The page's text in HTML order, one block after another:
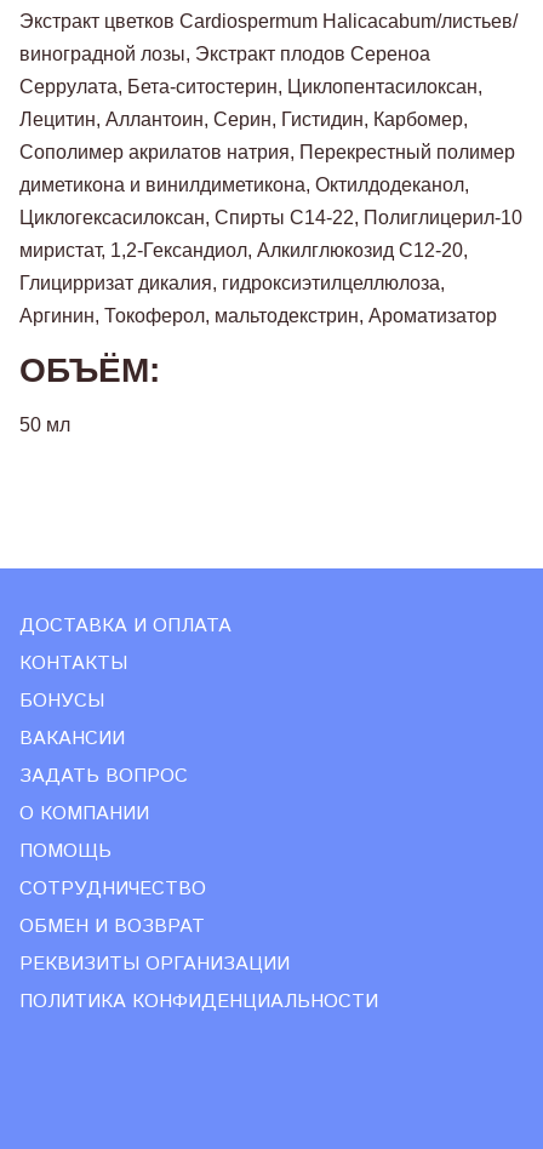
Экстракт цветков Cardiospermum Halicacabum/листьев/
виноградной лозы, Экстракт плодов Сереноа
Серрулата, Бета-ситостерин, Циклопентасилоксан,
Лецитин, Аллантоин, Серин, Гистидин, Карбомер,
Сополимер акрилатов натрия, Перекрестный полимер
диметикона и винилдиметикона, Октилдодеканол,
Циклогексасилоксан, Спирты С14-22, Полиглицерил-10
миристат, 1,2-Гександиол, Алкилглюкозид С12-20,
Глицирризат дикалия, гидроксиэтилцеллюлоза,
Аргинин, Токоферол, мальтодекстрин, Ароматизатор
ОБЪЁМ:
50 мл
ДОСТАВКА И ОПЛАТА
КОНТАКТЫ
БОНУСЫ
ВАКАНСИИ
ЗАДАТЬ ВОПРОС
О КОМПАНИИ
ПОМОЩЬ
СОТРУДНИЧЕСТВО
ОБМЕН И ВОЗВРАТ
РЕКВИЗИТЫ ОРГАНИЗАЦИИ
ПОЛИТИКА КОНФИДЕНЦИАЛЬНОСТИ